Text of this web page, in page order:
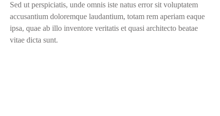
Sed ut perspiciatis, unde omnis iste natus error sit voluptatem
accusantium doloremque laudantium, totam rem aperiam eaque
ipsa, quae ab illo inventore veritatis et quasi architecto beatae
vitae dicta sunt.